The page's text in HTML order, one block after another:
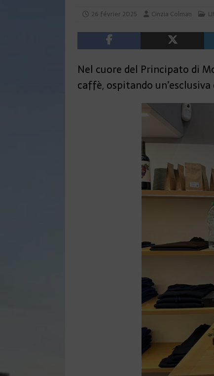
26 février 2025 Cinzia Colman
Nel cuore del Principato di
caffè, ospitando